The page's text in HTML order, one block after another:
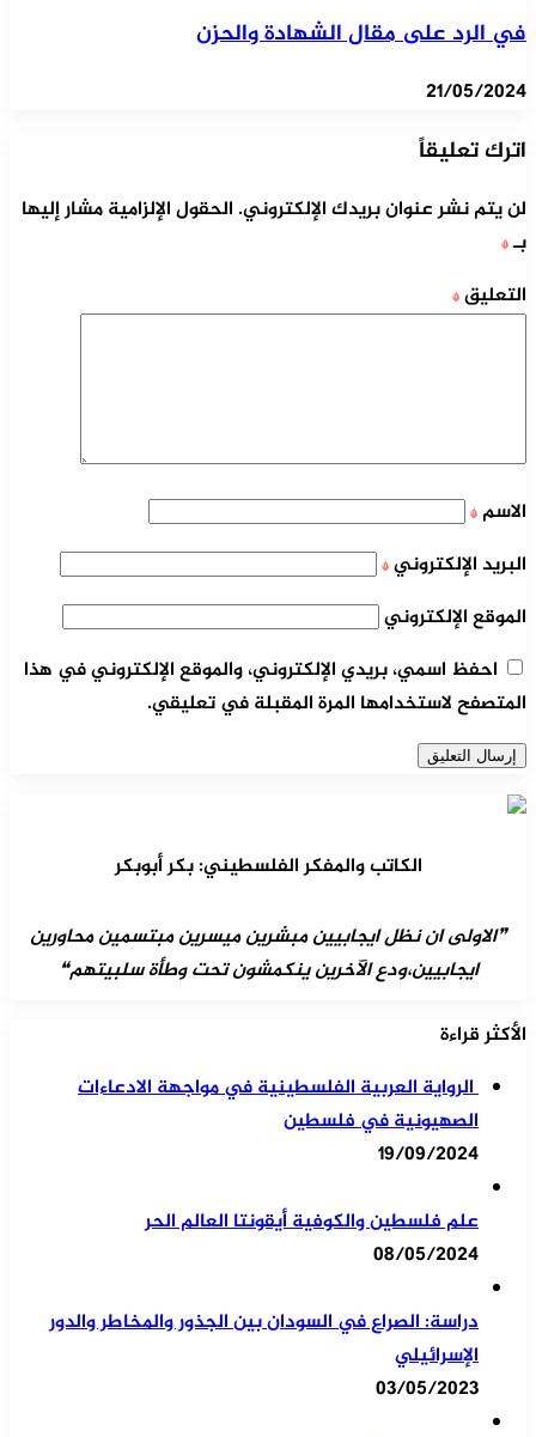
في الرد على مقال الشهادة والحزن
21/05/2024
اترك تعليقاً
لن يتم نشر عنوان بريدك الإلكتروني. الحقول الإلزامية مشار إليها
بـ*
التعليق *
الاسم *
البريد الإلكتروني *
الموقع الإلكتروني
احفظ اسمي، بريدي الإلكتروني، والموقع الإلكتروني في هذا
المتصفح لاستخدامها المرة المقبلة في تعليقي.
الكاتب والمفكر الفلسطيني: بكر أبوبكر
❞الاولى ان نظل ايجابيين مبشرين ميسرين مبتسمين محاورين
ايجابيين،ودع الآخرين ينكمشون تحت وطأة سلبيتهم❝
الأكثر قراءة
الرواية العربية الفلسطينية في مواجهة الادعاءات
الصهيونية في فلسطين
19/09/2024
علم فلسطين والكوفية أيقونتا العالم الحر
08/05/2024
دراسة: الصراع في السودان بين الجذور والمخاطر والدور
الإسرائيلي
03/05/2023